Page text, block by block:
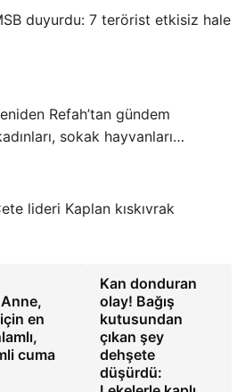
duyurdu: 7 terörist etkisiz hale
Refah’tan gündem
sokak hayvanları…
lideri Kaplan kıskıvrak
en
cuma
Kan donduran
olay! Bağış
kutusundan
çıkan şey
dehşete
düşürdü: